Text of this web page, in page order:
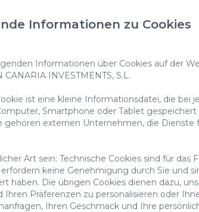
dass meine personenbezogenen
verwendet werden.
zum Schutz Ihrer personenbezogenen Daten
Datenschutz
Investments
Entdecke
Informationen zu Cookies
Informationen über Cookies auf der
INVESTMENTS, S.L.
ist eine kleine Informationsdatei, die bei
Smartphone oder Tablet gespeichert
gehören externen Unternehmen, die Dienste
Art sein: Technische Cookies sind für das
keine Genehmigung durch Sie und
haben. Die übrigen Cookies dienen dazu,
Ihren Präferenzen zu personalisieren oder
Ihren Geschmack und Ihre